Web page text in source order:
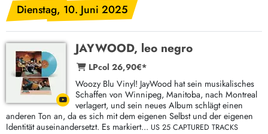
Dienstag, 10. Juni 2025
JAYWOOD, leo negro
LPcol 26,90€*
Woozy Blu Vinyl! JayWood hat sein musikalisches
Schaffen von Winnipeg, Manitoba, nach Montreal
verlagert, und sein neues Album schlägt einen
anderen Ton an, da es sich mit dem eigenen Selbst und der eigenen
Identität auseinandersetzt. Es markiert... US 25 CAPTURED TRACKS